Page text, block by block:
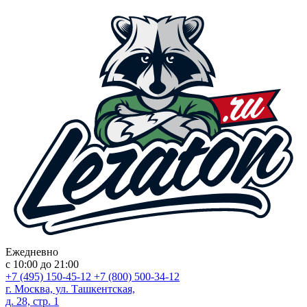
Ежедневно
с 10:00 до 21:00
+7 (495) 150-45-12 +7 (800) 500-34-12
г. Москва, ул. Ташкентская,
д. 28, стр. 1